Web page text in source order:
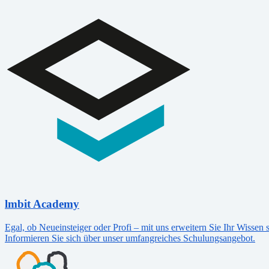
lmbit Academy
Egal, ob Neueinsteiger oder Profi – mit uns erweitern Sie Ihr Wissen
Informieren Sie sich über unser umfangreiches Schulungsangebot.